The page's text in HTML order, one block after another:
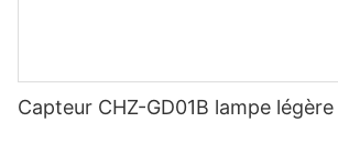
Capteur CHZ-GD01B lampe